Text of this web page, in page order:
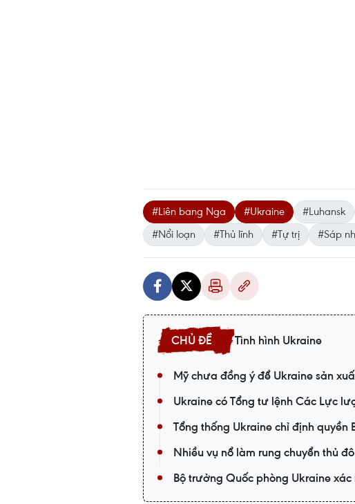
#Liên bang Nga #Ukraine #Luhansk
#Nổi loạn
#Thủ lĩnh #Tự trị #Sáp
Tình hình Ukraine
Mỹ chưa đồng ý để Ukraine sản
Ukraine có Tổng tư lệnh Các Lực
Tổng thống Ukraine chỉ định quyền
Nhiều vụ nổ làm rung chuyển thủ
Bộ trưởng Quốc phòng Ukraine